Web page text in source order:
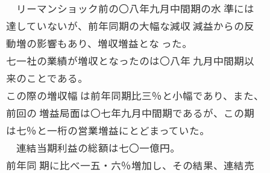
リーマンショック前の〇八年九月中間期の水 準には
達していないが、前年同期の大幅な減収 減益からの反
動増の影響もあり、増収増益とな った。
七一社の業績が増収となったのは〇八年 九月中間期以
来のことである。
この際の増収幅 は前年同期比三％と小幅であり、また、
前回の 増益局面は〇七年九月中間期であるが、この期
は七％と一桁の営業増益にとどまっていた。
連結当期利益の総額は七〇一億円。
前年同 期に比べ一五・六％増加し、その結果、連結売